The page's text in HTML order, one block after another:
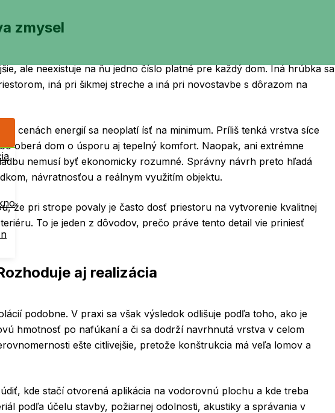
zmysel
ale neexistuje na ňu jedno číslo platné pre každý dom. Iná hrúbka sa
iná pri šikmej streche a iná pri novostavbe s dôrazom na
cenách energií sa neoplatí ísť na minimum. Príliš tenká vrstva síce
oberá dom o úsporu aj tepelný komfort. Naopak, ani extrémne
nemusí byť ekonomicky rozumné. Správny návrh preto hľadá
návratnosťou a reálnym využitím objektu.
že pri strope povaly je často dosť priestoru na vytvorenie kvalitnej
To je jeden z dôvodov, prečo práve tento detail vie priniesť
aj realizácia
podobne. V praxi sa však výsledok odlišuje podľa toho, ako je
hmotnosť po nafúkaní a či sa dodrží navrhnutá vrstva v celom
ešte citlivejšie, pretože konštrukcia má veľa lomov a
kde stačí otvorená aplikácia na vodorovnú plochu a kde treba
podľa účelu stavby, požiarnej odolnosti, akustiky a správania v